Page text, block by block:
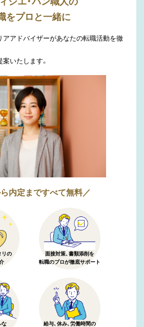
をプロと一緒に
アアドバイザーがあなたの転職活動を徹
いたします。
内定まですべて無料／
リの
面接対策、書類添削を
転職のプロが徹底サポート
な
給与、休み、労働時間の